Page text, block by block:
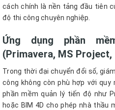
cách chính là nền tảng đầu tiên
độ thi công chuyên nghiệp.
Ứng dụng phần
(Primavera, MS Project,
Trong thời đại chuyển đổi số,
công không còn phù hợp với quy
phần mềm quản lý tiến độ như
hoặc BIM 4D cho phép nhà thầu